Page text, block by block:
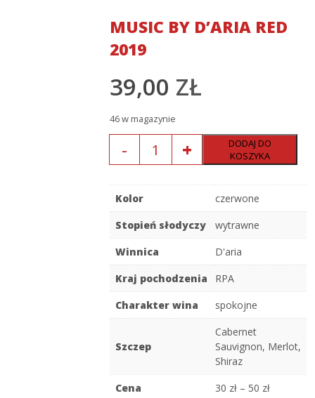
MUSIC BY D’ARIA RED
2019
39,00 ZŁ
46 w magazynie
DODAJ DO
KOSZYKA
Kolor
czerwone
Stopień słodyczy
wytrawne
Winnica
D'aria
Kraj pochodzenia
RPA
Charakter wina
spokojne
Szczep
Cabernet
Sauvignon, Merlot,
Shiraz
Cena
30 zł – 50 zł